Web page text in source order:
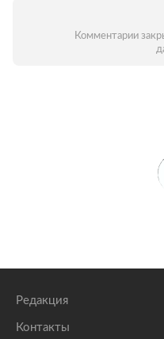
Комментарии
Редакция
Контакты